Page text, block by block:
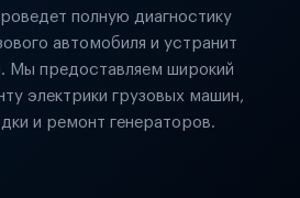
полную диагностику
автомобиля и устранит
Мы предоставляем широкий
электрики грузовых машин,
и ремонт генераторов.